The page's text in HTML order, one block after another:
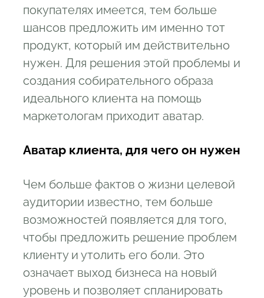
покупателях имеется, тем больше
шансов предложить им именно тот
продукт, который им действительно
нужен. Для решения этой проблемы и
создания собирательного образа
идеального клиента на помощь
маркетологам приходит аватар.
Аватар клиента, для чего он нужен
Чем больше фактов о жизни целевой
аудитории известно, тем больше
возможностей появляется для того,
чтобы предложить решение проблем
клиенту и утолить его боли. Это
означает выход бизнеса на новый
уровень и позволяет спланировать